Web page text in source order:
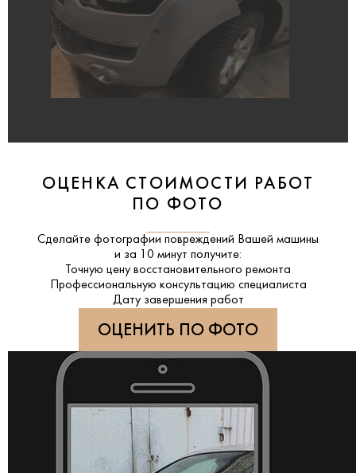
ОЦЕНКА СТОИМОСТИ РАБОТ
ПО ФОТО
Сделайте фотографии повреждений Вашей машины
и за
10 минут получите:
Точную цену восстановительного ремонта
Профессиональную консультацию специалиста
Дату завершения работ
ОЦЕНИТЬ ПО ФОТО